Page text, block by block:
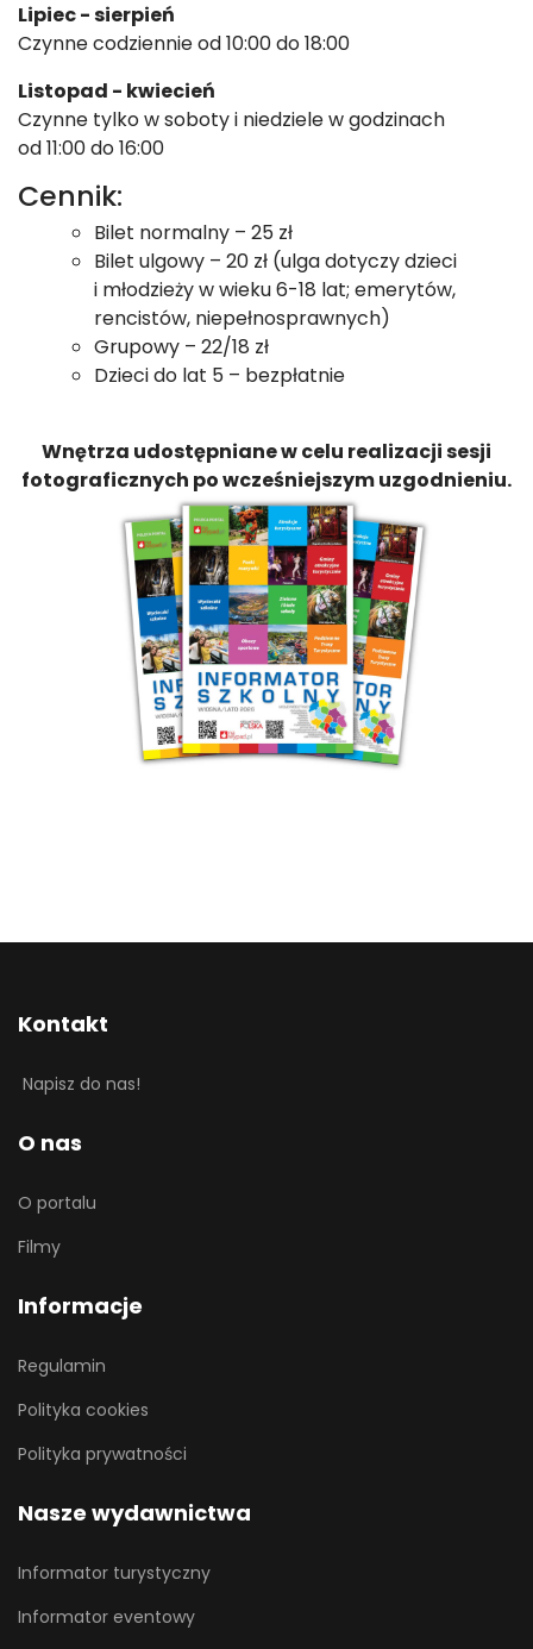
Lipiec - sierpień
Czynne codziennie od 10:00 do 18:00
Listopad - kwiecień
Czynne tylko w soboty i niedziele w godzinach
od 11:00 do 16:00
Cennik:
Bilet normalny – 25 zł
Bilet ulgowy – 20 zł (ulga dotyczy dzieci
i młodzieży w wieku 6-18 lat; emerytów,
rencistów, niepełnosprawnych)
Grupowy – 22/18 zł
Dzieci do lat 5 – bezpłatnie
Wnętrza udostępniane w celu realizacji sesji
fotograficznych po wcześniejszym uzgodnieniu.
Kontakt
Napisz do nas!
O nas
O portalu
Filmy
Informacje
Regulamin
Polityka cookies
Polityka prywatności
Nasze wydawnictwa
Informator turystyczny
Informator eventowy